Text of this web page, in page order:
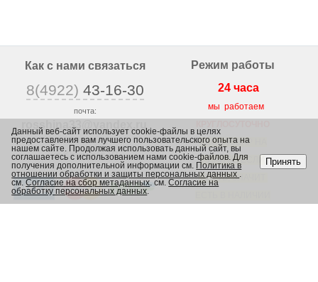
Как с нами связаться
8(4922) 43-16-30
почта:
rosshina33@yandex
г. Владимир,
ул. Юрьевская 1/2,
Режим работы
24 часа
мы работаем
ВЕСЬ ТОВАР НА
САЙТЕ, ЕСЛИ
ЕСТЬ, ЗНАЧИТ
Данный веб-сайт использует cookie-файлы в целях
предоставления вам лучшего пользовательского опыта на
нашем сайте. Продолжая использовать данный сайт, вы
соглашаетесь с использованием нами cookie-файлов. Для
получения дополнительной информации см. Политика в
отношении обработки и защиты персональных данных .
см.Согласие на сбор метаданных. см.Согласие на
обработку персональных данных.
Принять